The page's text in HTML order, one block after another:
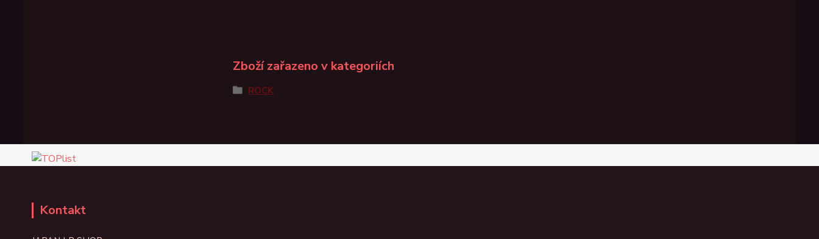
Zboží zařazeno v kategoriích
ROCK
Kontakt